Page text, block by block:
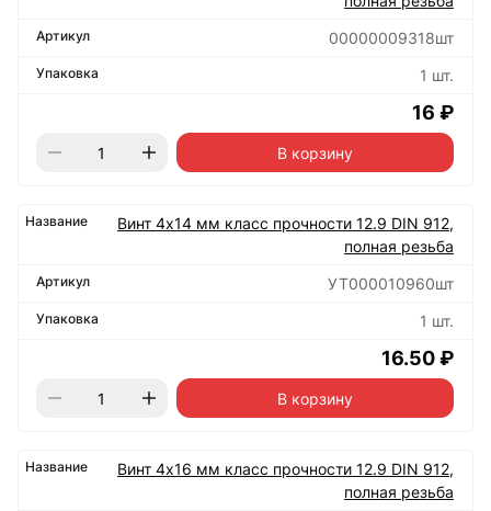
00000009318шт
1 шт.
16 ₽
В корзину
Винт 4х14 мм класс прочности 12.9 DIN 912,
полная резьба
УТ000010960шт
1 шт.
16.50 ₽
В корзину
Винт 4х16 мм класс прочности 12.9 DIN 912,
полная резьба